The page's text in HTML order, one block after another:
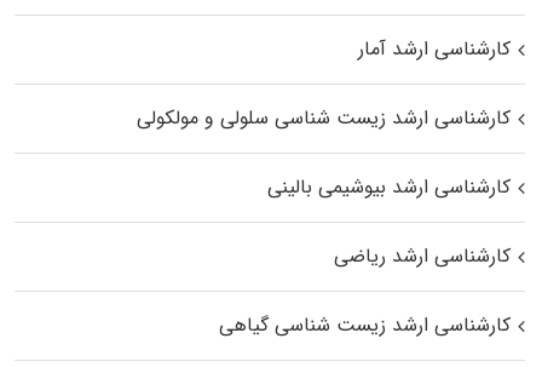
کارشناسی ارشد آمار
کارشناسی ارشد زیست شناسی سلولی و مولکولی
کارشناسی ارشد بیوشیمی بالینی
کارشناسی ارشد ریاضی
کارشناسی ارشد زیست‌ شناسی گیاهی